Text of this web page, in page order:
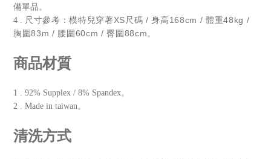
備單品。
4 . 尺寸參考：模特兒穿著XS尺碼 / 身高168cm / 體重48kg /
胸圍83m / 腰圍60cm / 臀圍88cm。
商品材質
1 . 92% Supplex / 8% Spandex。
2 . Made in taiwan。
清洗方式